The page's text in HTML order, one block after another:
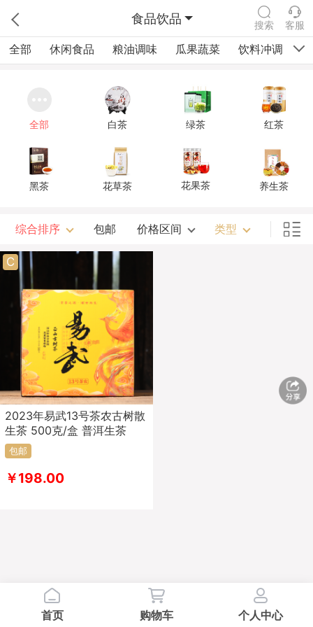
食品饮品 搜索 客服
全部 休闲食品 粮油调味 瓜果蔬菜 饮料冲调
全部 白茶 绿茶 红茶
黑茶 花草茶 花果茶 养生茶
综合排序 包邮 价格区间 类型
C
2023年易武13号茶农古树散
生茶 500克/盒 普洱生茶
包邮
￥198.00
首页 购物车 个人中心